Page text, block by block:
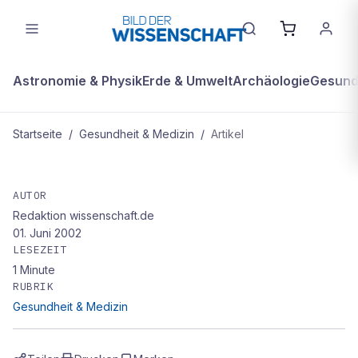
Astronomie & PhysikErde & UmweltArchäologie
Startseite / Gesundheit & Medizin / Artikel
Schmutz-Impfung gegen Asthma
AUTOR
Redaktion wissenschaft.de
01. Juni 2002
LESEZEIT
1 Minute
RUBRIK
Gesundheit & Medizin